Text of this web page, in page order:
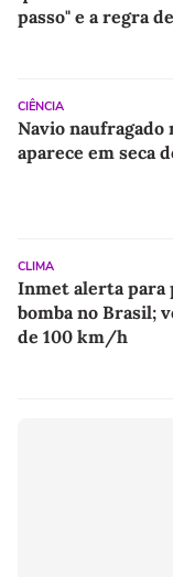
passo" e a regra
CIÊNCIA
Navio naufragado
aparece em seca
CLIMA
Inmet alerta para
bomba no Brasil;
de 100 km/h